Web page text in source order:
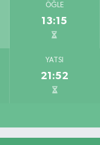
ÖĞLE
13:15
YATSI
21:52